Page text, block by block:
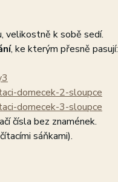
velikostně k sobě sedí.
, ke kterým přesně pasují:
domecek-2-sloupce
domecek-3-sloupce
čísla bez znamének.
sáňkami).